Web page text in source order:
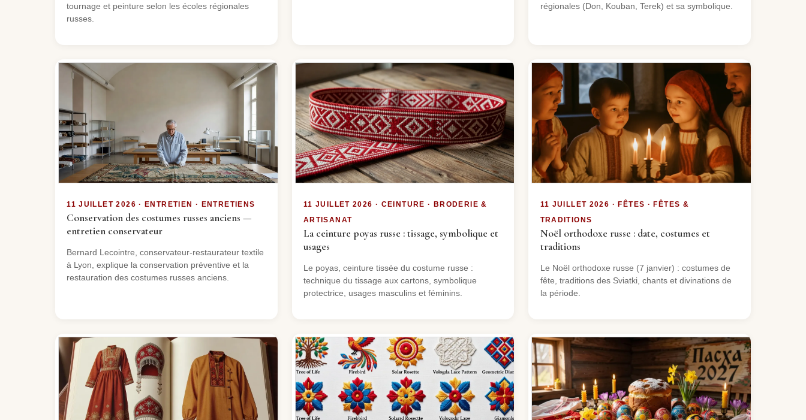
tournage et peinture selon les écoles régionales
russes.
régionales (Don, Kouban, Terek) et sa symbolique.
11 JUILLET 2026 · ENTRETIEN · ENTRETIENS
Conservation des costumes russes anciens —
entretien conservateur
Bernard Lecointre, conservateur-restaurateur textile
à Lyon, explique la conservation préventive et la
restauration des costumes russes anciens.
11 JUILLET 2026 · CEINTURE · BRODERIE &
ARTISANAT
La ceinture poyas russe : tissage, symbolique et
usages
Le poyas, ceinture tissée du costume russe :
technique du tissage aux cartons, symbolique
protectrice, usages masculins et féminins.
11 JUILLET 2026 · FÊTES · FÊTES &
TRADITIONS
Noël orthodoxe russe : date, costumes et
traditions
Le Noël orthodoxe russe (7 janvier) : costumes de
fête, traditions des Sviatki, chants et divinations de
la période.